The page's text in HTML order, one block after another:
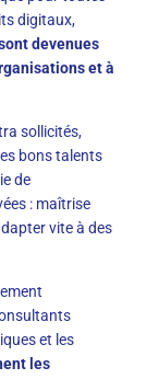
digitaux,
devenues
et à
sollicités,
bons talents
de
: maîtrise
vite à des
et les
les